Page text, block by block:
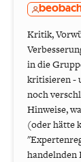
Kritik,
in die
kritisieren -
noch
Hinweise,
(oder hätte
handelnden